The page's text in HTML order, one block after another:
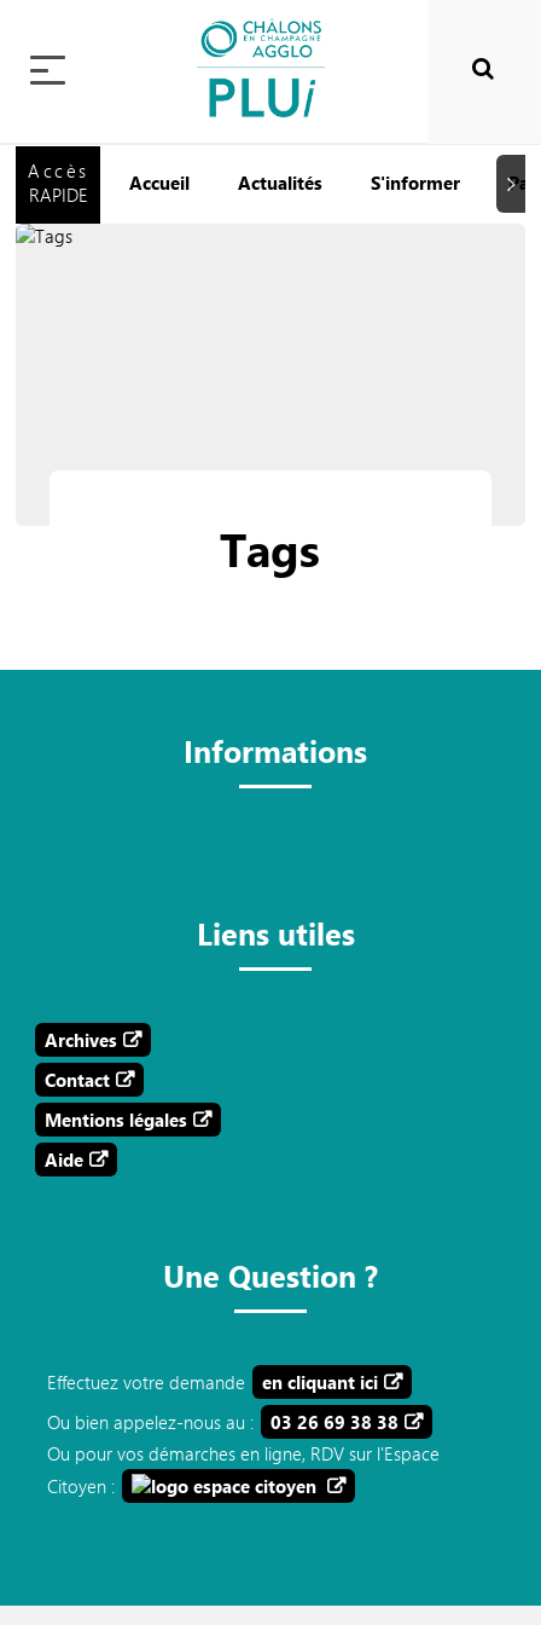
Accès
RAPIDE
Accueil Actualités S'informer
Tags
Informations
Liens utiles
Archives
Contact
Mentions légales
Aide
Une Question ?
Effectuez votre demande
en cliquant ici
Ou bien appelez-nous au :
03 26 69 38 38
Ou pour vos démarches en ligne, RDV sur l'Espace
Citoyen :